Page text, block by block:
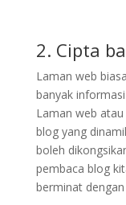
2. Cipta
Laman web
banyak
Laman web
blog yang
boleh
pembaca blog
berminat